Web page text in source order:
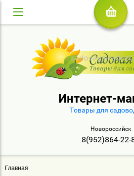
Интернет-
Товары для
Новороссийск
8(952)864-22-
Главная